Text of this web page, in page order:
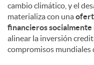
cambio climático, y el
materializa con una
financieros socialmente
alinear la inversión
compromisos mundiales